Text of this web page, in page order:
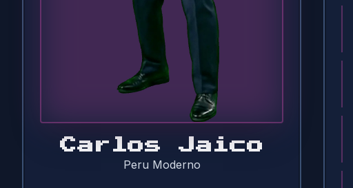
Carlos Jaico
Peru Moderno